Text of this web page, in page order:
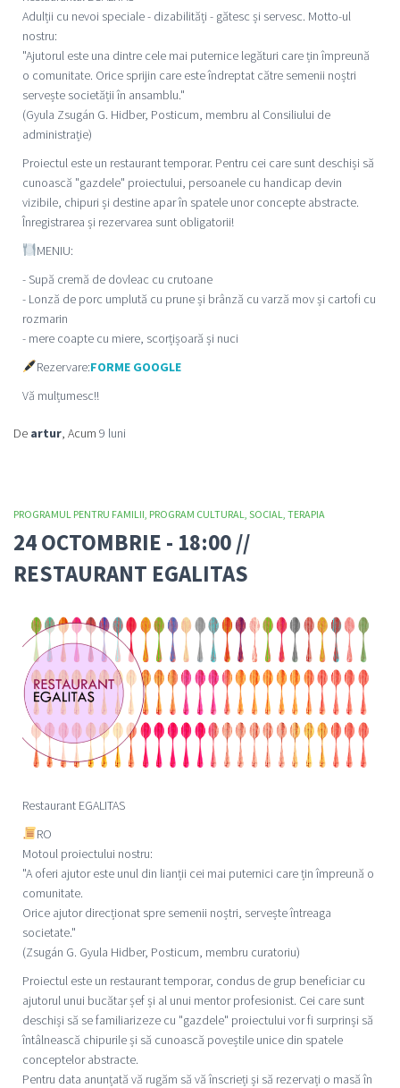
Adulții cu nevoi speciale - dizabilități - gătesc și servesc. Motto-ul
nostru:
"Ajutorul este una dintre cele mai puternice legături care țin împreună
o comunitate. Orice sprijin care este îndreptat către semenii noștri
servește societății în ansamblu."
(Gyula Zsugán G. Hidber, Posticum, membru al Consiliului de
administrație)
Proiectul este un restaurant temporar. Pentru cei care sunt deschiși să
cunoască "gazdele" proiectului, persoanele cu handicap devin
vizibile, chipuri și destine apar în spatele unor concepte abstracte.
Înregistrarea și rezervarea sunt obligatorii!
MENIU:
- Supă cremă de dovleac cu crutoane
- Lonză de porc umplută cu prune și brânză cu varză mov și cartofi cu
rozmarin
- mere coapte cu miere, scorțișoară și nuci
Rezervare:FORME GOOGLE
Vă mulțumesc!!
De artur, Acum 9 luni
PROGRAMUL PENTRU FAMILII PROGRAM CULTURAL SOCIAL TERAPIA
24 OCTOMBRIE - 18:00 //
RESTAURANT EGALITAS
Restaurant EGALITAS
RO
Motoul proiectului nostru:
"A oferi ajutor este unul din lianții cei mai puternici care țin împreună o
comunitate.
Orice ajutor direcționat spre semenii noștri, servește întreaga
societate."
(Zsugán G. Gyula Hidber, Posticum, membru curatoriu)
Proiectul este un restaurant temporar, condus de grup beneficiar cu
ajutorul unui bucătar șef și al unui mentor profesionist. Cei care sunt
deschiși să se familiarizeze cu "gazdele" proiectului vor fi surprinși să
întâlnească chipurile și să cunoască poveștile unice din spatele
conceptelor abstracte.
Pentru data anunțată vă rugăm să vă înscrieți și să rezervați o masă în